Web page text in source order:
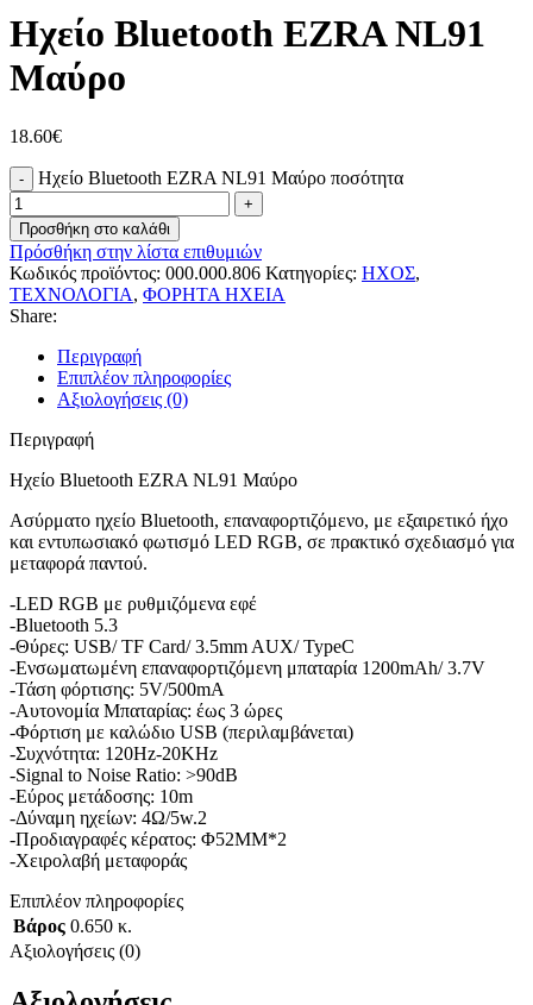
Ηχείο Bluetooth EZRA NL91
Μαύρο
18.60€
Ηχείο Bluetooth EZRA NL91 Μαύρο ποσότητα
Προσθήκη στο καλάθι
Πρόσθήκη στην λίστα επιθυμιών
Κωδικός προϊόντος: 000.000.806 Κατηγορίες: ΗΧΟΣ,
ΤΕΧΝΟΛΟΓΙΑ, ΦΟΡΗΤΑ ΗΧΕΙΑ
Share:
Περιγραφή
Επιπλέον πληροφορίες
Αξιολογήσεις (0)
Περιγραφή
Ηχείο Bluetooth EZRA NL91 Μαύρο
Ασύρματο ηχείο Bluetooth, επαναφορτιζόμενο, με εξαιρετικό ήχο
και εντυπωσιακό φωτισμό LED RGB, σε πρακτικό σχεδιασμό για
μεταφορά παντού.
-LED RGB με ρυθμιζόμενα εφέ
-Bluetooth 5.3
-Θύρες: USB/ TF Card/ 3.5mm AUX/ TypeC
-Ενσωματωμένη επαναφορτιζόμενη μπαταρία 1200mAh/ 3.7V
-Τάση φόρτισης: 5V/500mA
-Αυτονομία Μπαταρίας: έως 3 ώρες
-Φόρτιση με καλώδιο USB (περιλαμβάνεται)
-Συχνότητα: 120Hz-20KHz
-Signal to Noise Ratio: >90dB
-Εύρος μετάδοσης: 10m
-Δύναμη ηχείων: 4Ω/5w.2
-Προδιαγραφές κέρατος: Φ52ΜΜ*2
-Χειρολαβή μεταφοράς
Επιπλέον πληροφορίες
Βάρος 0.650 κ.
Αξιολογήσεις (0)